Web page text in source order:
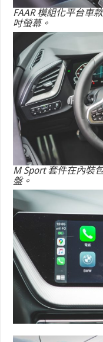
FAAR 模組化平台車
吋螢幕。
M Sport 套件在內裝
盤。